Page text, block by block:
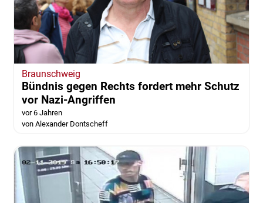
Braunschweig
Bündnis gegen Rechts fordert mehr Schutz
vor Nazi-Angriffen
vor 6 Jahren
von Alexander Dontscheff